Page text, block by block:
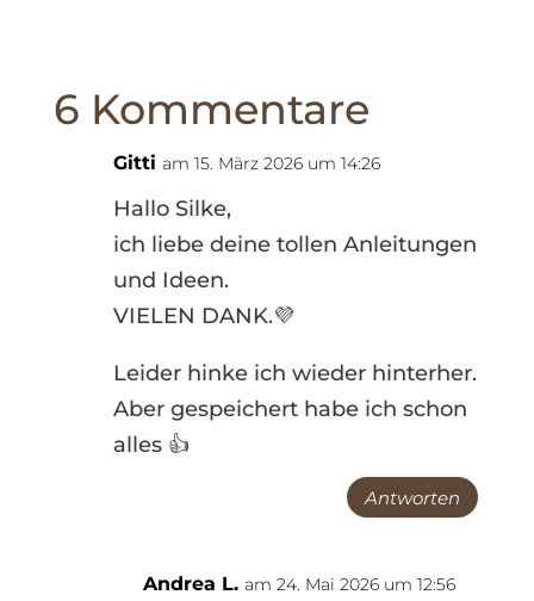
6 Kommentare
Gitti am 15. März 2026 um 14:26
Hallo Silke,
ich liebe deine tollen Anleitungen
und Ideen.
VIELEN DANK.💜
Leider hinke ich wieder hinterher.
Aber gespeichert habe ich schon
alles 👍
Antworten
Andrea L. am 24. Mai 2026 um 12:56